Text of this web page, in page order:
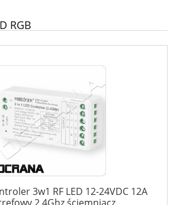
RGB
3w1 RF LED 12-24VDC 12A